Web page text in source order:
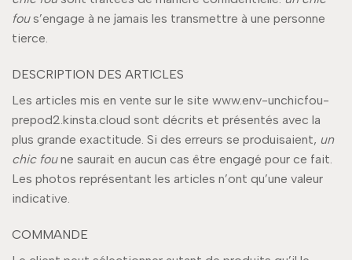
fous’engage à ne jamais les transmettre à une personne
tierce.
DESCRIPTION DES ARTICLES
Les articles mis en vente sur le site www.env-unchicfou-
prepod2.kinsta.cloud sont décrits et présentés avec la
plus grande exactitude. Si des erreurs se produisaient, un
chic foune saurait en aucun cas être engagé pour ce fait.
Les photos représentant les articles n’ont qu’une valeur
indicative.
COMMANDE